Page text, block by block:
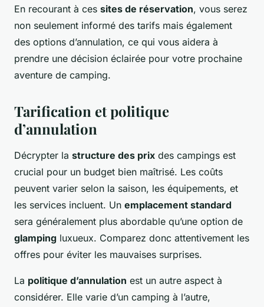
En recourant à ces sites de réservation, vous serez
non seulement informé des tarifs mais également
des options d’annulation, ce qui vous aidera à
prendre une décision éclairée pour votre prochaine
aventure de camping.
Tarification et politique
d’annulation
Décrypter la structure des prix des campings est
crucial pour un budget bien maîtrisé. Les coûts
peuvent varier selon la saison, les équipements, et
les services incluent. Un emplacement standard
sera généralement plus abordable qu’une option de
glamping luxueux. Comparez donc attentivement les
offres pour éviter les mauvaises surprises.
La politique d’annulation est un autre aspect à
considérer. Elle varie d’un camping à l’autre,